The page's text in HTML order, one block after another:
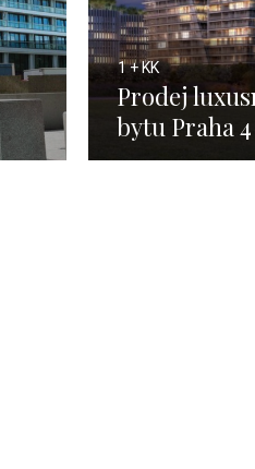
1 + KK
Prodej
bytu Praha